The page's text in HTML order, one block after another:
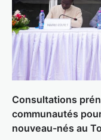
Consultations
communautés
nouveau-nés au